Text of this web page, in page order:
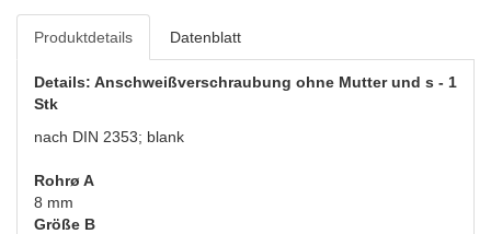
Produktdetails Datenblatt
Details: Anschweißverschraubung ohne Mutter und s - 1
Stk
nach DIN 2353; blank
Rohrø A
8 mm
Größe B